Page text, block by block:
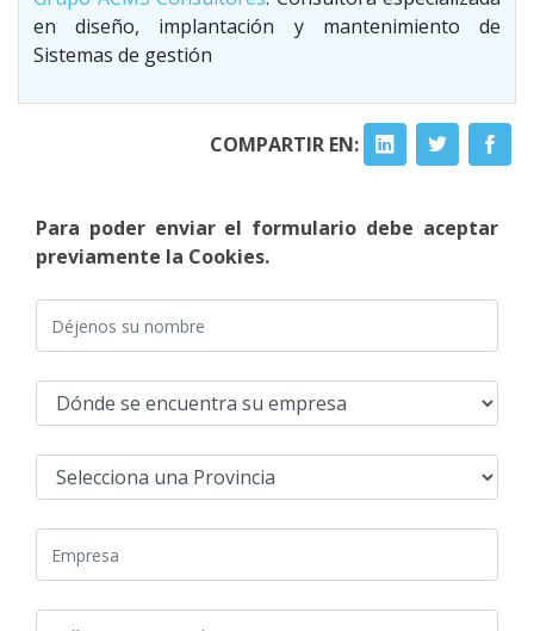
en diseño, implantación y mantenimiento de
Sistemas de gestión
COMPARTIR EN:
Para poder enviar el formulario debe aceptar
previamente la Cookies.